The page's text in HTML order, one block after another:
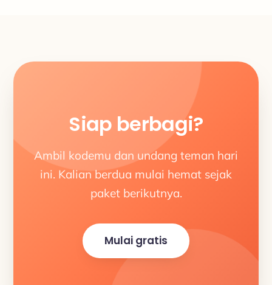
Siap berbagi?
Ambil kodemu dan undang teman hari
ini. Kalian berdua mulai hemat sejak
paket berikutnya.
Mulai gratis